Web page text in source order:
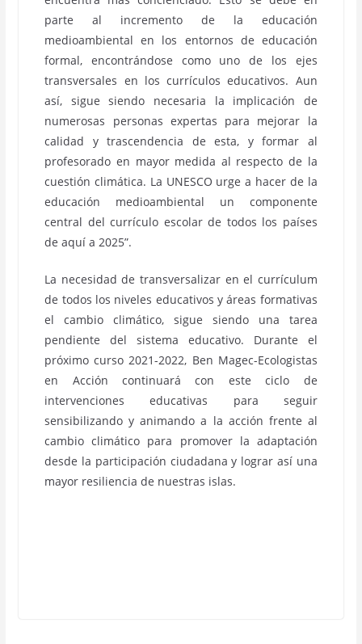
parte al incremento de la educación
medioambiental en los entornos de educación
formal, encontrándose como uno de los ejes
transversales en los currículos educativos. Aun
así, sigue siendo necesaria la implicación de
numerosas personas expertas para mejorar la
calidad y trascendencia de esta, y formar al
profesorado en mayor medida al respecto de la
cuestión climática. La UNESCO urge a hacer de la
educación medioambiental un componente
central del currículo escolar de todos los países
de aquí a 2025”.
La necesidad de transversalizar en el currículum
de todos los niveles educativos y áreas formativas
el cambio climático, sigue siendo una tarea
pendiente del sistema educativo. Durante el
próximo curso 2021-2022, Ben Magec-Ecologistas
en Acción continuará con este ciclo de
intervenciones educativas para seguir
sensibilizando y animando a la acción frente al
cambio climático para promover la adaptación
desde la participación ciudadana y lograr así una
mayor resiliencia de nuestras islas.